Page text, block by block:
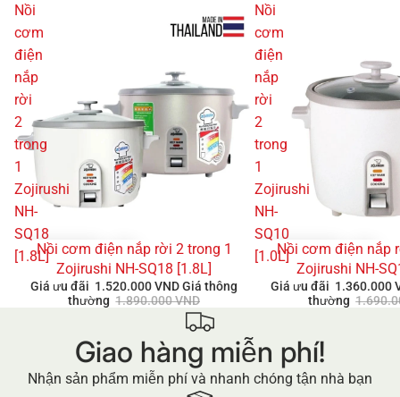
Nồi
cơm
điện
nắp
rời
2
trong
1
Zojirushi
NH-
SQ18
[1.8L]
GIẢM GIÁ
Nồi cơm điện nắp rời 2 trong 1
Zojirushi NH-SQ18 [1.8L]
Giá ưu đãi 1.520.000 VND Giá thông
thường 1.890.000 VND
Nồi
cơm
điện
nắp
rời
2
trong
1
Zojirushi
NH-
SQ10
[1.0L]
GIẢM GIÁ
Nồi cơm điện nắp
Zojirushi NH-
Giá ưu đãi 1.360.000
thường
Giao hàng miễn phí!
Nhận sản phẩm miễn phí và nhanh chóng tận nhà bạn